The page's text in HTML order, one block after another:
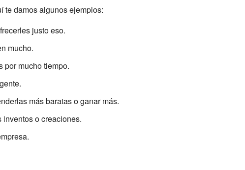
te damos algunos ejemplos:
justo eso.
mucho.
por mucho tiempo.
más baratas o ganar más.
inventos o creaciones.